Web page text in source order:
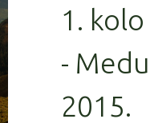
1.
-
2015.